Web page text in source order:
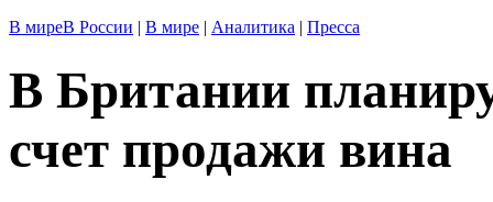
В миреВ России | В мире | Аналитика | Пресса
В Британии
счет продажи вина